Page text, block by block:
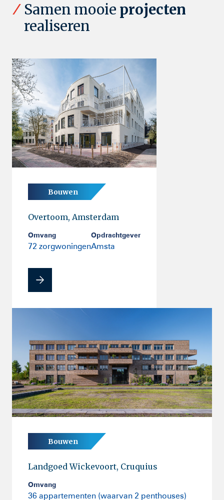
Samen mooie projecten
realiseren
Bouwen
Overtoom, Amsterdam
Omvang
72 zorgwoningen
Opdrachtgever
Amsta
Bouwen
Landgoed Wickevoort, Cruquius
Omvang
36 appartementen (waarvan 2 penthouses)